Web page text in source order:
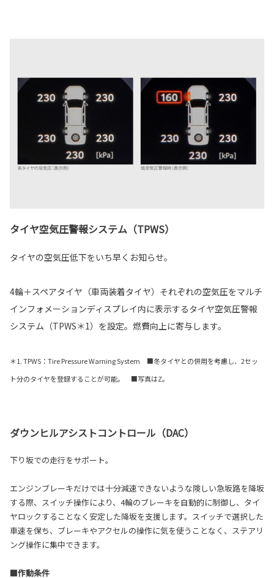
タイヤ空気圧警報システム（TPWS）
タイヤの空気圧低下をいち早くお知らせ。
4輪＋スペアタイヤ（車両装着タイヤ）それぞれの空気圧をマルチ
インフォメーションディスプレイ内に表示するタイヤ空気圧警報
システム（TPWS＊1）を設定。燃費向上に寄与します。
＊1. TPWS：Tire Pressure Warning System ■冬タイヤとの併用を考慮し、2セッ
ト分のタイヤを登録することが可能。 ■写真はZ。
ダウンヒルアシストコントロール（DAC）
下り坂での走行をサポート。
エンジンブレーキだけでは十分減速できないような険しい急坂路を降坂
する際、スイッチ操作により、4輪のブレーキを自動的に制御し、タイ
ヤロックすることなく安定した降坂を支援します。スイッチで選択した
車速を保ち、ブレーキやアクセルの操作に気を使うことなく、ステアリ
ング操作に集中できます。
■作動条件